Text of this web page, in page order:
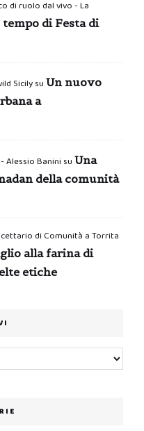
di ruolo dal vivo - La
di Festa di
Sicilysu Un nuovo
a
Alessio Banini su Una
della comunità
di Comunità a Torrita
alla farina di
etiche